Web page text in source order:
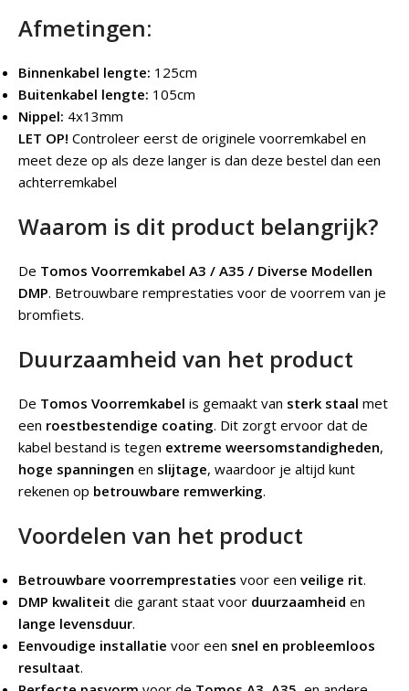
Afmetingen:
Binnenkabel lengte: 125cm
Buitenkabel lengte: 105cm
Nippel: 4x13mm
LET OP! Controleer eerst de originele voorremkabel en
meet deze op als deze langer is dan deze bestel dan een
achterremkabel
Waarom is dit product belangrijk?
De Tomos Voorremkabel A3 / A35 / Diverse Modellen
DMP. Betrouwbare remprestaties voor de voorrem van je
bromfiets.
Duurzaamheid van het product
De Tomos Voorremkabel is gemaakt van sterk staal met
een roestbestendige coating. Dit zorgt ervoor dat de
kabel bestand is tegen extreme weersomstandigheden,
hoge spanningen en slijtage, waardoor je altijd kunt
rekenen op betrouwbare remwerking.
Voordelen van het product
Betrouwbare voorremprestaties voor een veilige rit.
DMP kwaliteit die garant staat voor duurzaamheid en
lange levensduur.
Eenvoudige installatie voor een snel en probleemloos
resultaat.